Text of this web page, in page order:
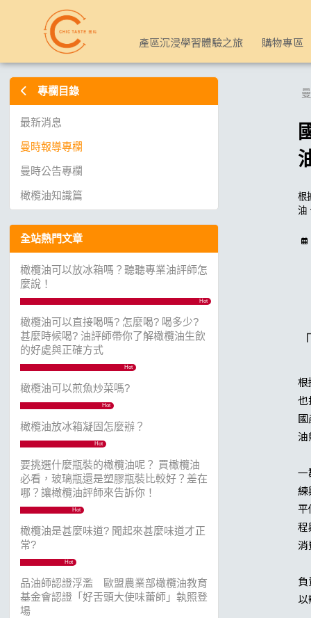
國際創業報社-「歐洲橄欖油專業品油協會」大師 細說如何分
產區沉浸學習體驗之旅 購物專區
專欄目錄
最新消息
曼時報導專欄
曼時公告專欄
橄欖油知識篇
全站熱門文章
橄欖油可以放冰箱嗎？聽聽專業油評師怎
麼說！
Hot
橄欖油可以直接喝嗎? 怎麼喝? 喝多少?
甚麼時候喝? 油評師帶你了解橄欖油生飲
的好處與正確方式
Hot
橄欖油可以煎魚炒菜嗎?
Hot
橄欖油放冰箱凝固怎麼辦？
Hot
要挑選什麼瓶裝的橄欖油呢？ 買橄欖油
必看，玻璃瓶還是塑膠瓶裝比較好？差在
哪？讓橄欖油評師來告訴你！
Hot
橄欖油是甚麼味道? 聞起來甚麼味道才正
常?
Hot
品油師認證浮濫 歐盟農業部橄欖油教育
基金會認證「好舌頭大使味蕾師」執照登
場
根
油
根
也
油
一
練
平
程
消